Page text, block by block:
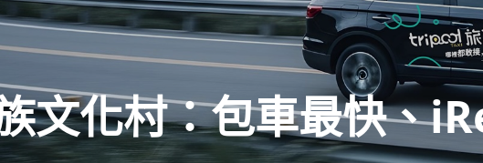
文化村：包車最快、